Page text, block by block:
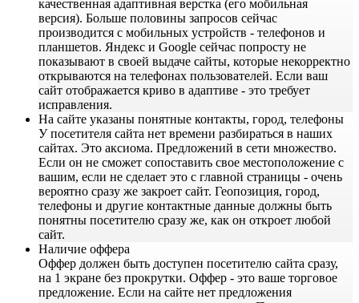
качественная адаптивная верстка (его мобильная
версия). Больше половины запросов сейчас
производится с мобильных устройств - телефонов и
планшетов. Яндекс и Google сейчас попросту не
показывают в своей выдаче сайты, которые некорректно
открываются на телефонах пользователей. Если ваш
сайт отображается криво в адаптиве - это требует
исправления.
На сайте указаны понятные контакты, город, телефоны
У посетителя сайта нет времени разбираться в наших
сайтах. Это аксиома. Предложений в сети множество.
Если он не сможет сопоставить свое местоположение с
вашим, если не сделает это с главной страницы - очень
вероятно сразу же закроет сайт. Геопозиция, город,
телефоны и другие контактные данные должны быть
понятны посетителю сразу же, как он откроет любой
сайт.
Наличие оффера
Оффер должен быть доступен посетителю сайта сразу,
на 1 экране без прокрутки. Оффер - это ваше торговое
предложение. Если на сайте нет предложения